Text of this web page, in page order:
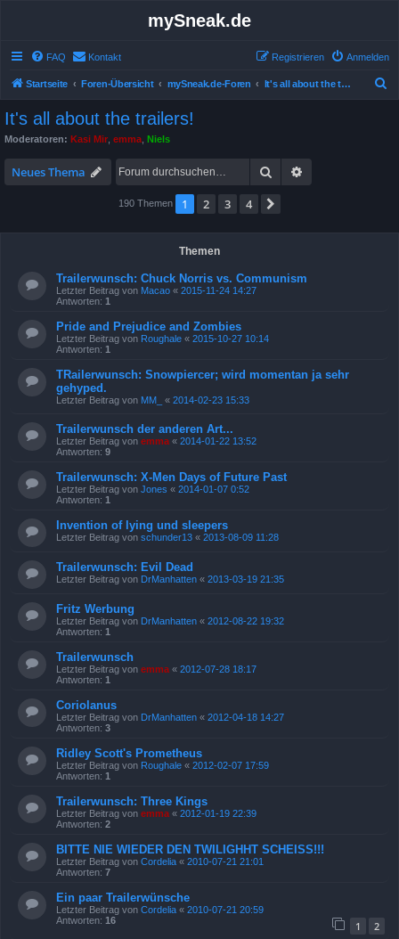
mySneak.de
FAQ Kontakt Anmelden
Registrieren
Startseite Foren-Übersicht mySneak.de-Foren It's all about the trailers!
It's all about the trailers!
Moderatoren: Kasi Mir emma Niels
Neues Thema Suche
190 Themen 1 2 3 4
Themen
Trailerwunsch: Chuck Norris vs. Communism
Letzter Beitrag von Macao « 2015-11-24 14:27
Antworten: 1
Pride and Prejudice and Zombies
Letzter Beitrag von Roughale « 2015-10-27 10:14
Antworten: 1
TRailerwunsch: Snowpiercer; wird momentan ja sehr
gehyped.
Letzter Beitrag von MM_ « 2014-02-23 15:33
Trailerwunsch der anderen Art...
Letzter Beitrag von emma « 2014-01-22 13:52
Antworten: 9
Trailerwunsch: X-Men Days of Future Past
Letzter Beitrag von Jones « 2014-01-07 0:52
Antworten: 1
Invention of lying und sleepers
Letzter Beitrag von schunder13 « 2013-08-09 11:28
Trailerwunsch: Evil Dead
Letzter Beitrag von DrManhatten « 2013-03-19 21:35
Fritz Werbung
Letzter Beitrag von DrManhatten « 2012-08-22 19:32
Antworten: 1
Trailerwunsch
Letzter Beitrag von emma « 2012-07-28 18:17
Antworten: 1
Coriolanus
Letzter Beitrag von DrManhatten « 2012-04-18 14:27
Antworten: 3
Ridley Scott's Prometheus
Letzter Beitrag von Roughale « 2012-02-07 17:59
Antworten: 1
Trailerwunsch: Three Kings
Letzter Beitrag von emma « 2012-01-19 22:39
Antworten: 2
BITTE NIE WIEDER DEN TWILIGHHT SCHEISS!!!
Letzter Beitrag von Cordelia « 2010-07-21 21:01
Antworten: 7
Ein paar Trailerwünsche
Letzter Beitrag von Cordelia « 2010-07-21 20:59
Antworten: 16 1 2